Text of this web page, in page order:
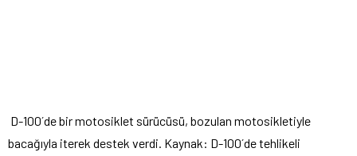
D-100´de bir motosiklet sürücüsü, bozulan motosikletiyle
bacağıyla iterek destek verdi. Kaynak: D-100´de tehlikeli